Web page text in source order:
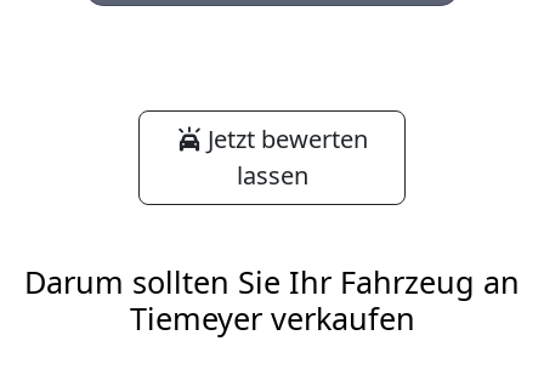
Jetzt bewerten
lassen
Darum sollten Sie Ihr Fahrzeug an
Tiemeyer verkaufen